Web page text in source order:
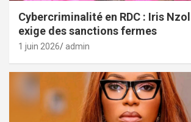
Cybercriminalité en RDC : Iris
exige des sanctions fermes
1 juin 2026 admin